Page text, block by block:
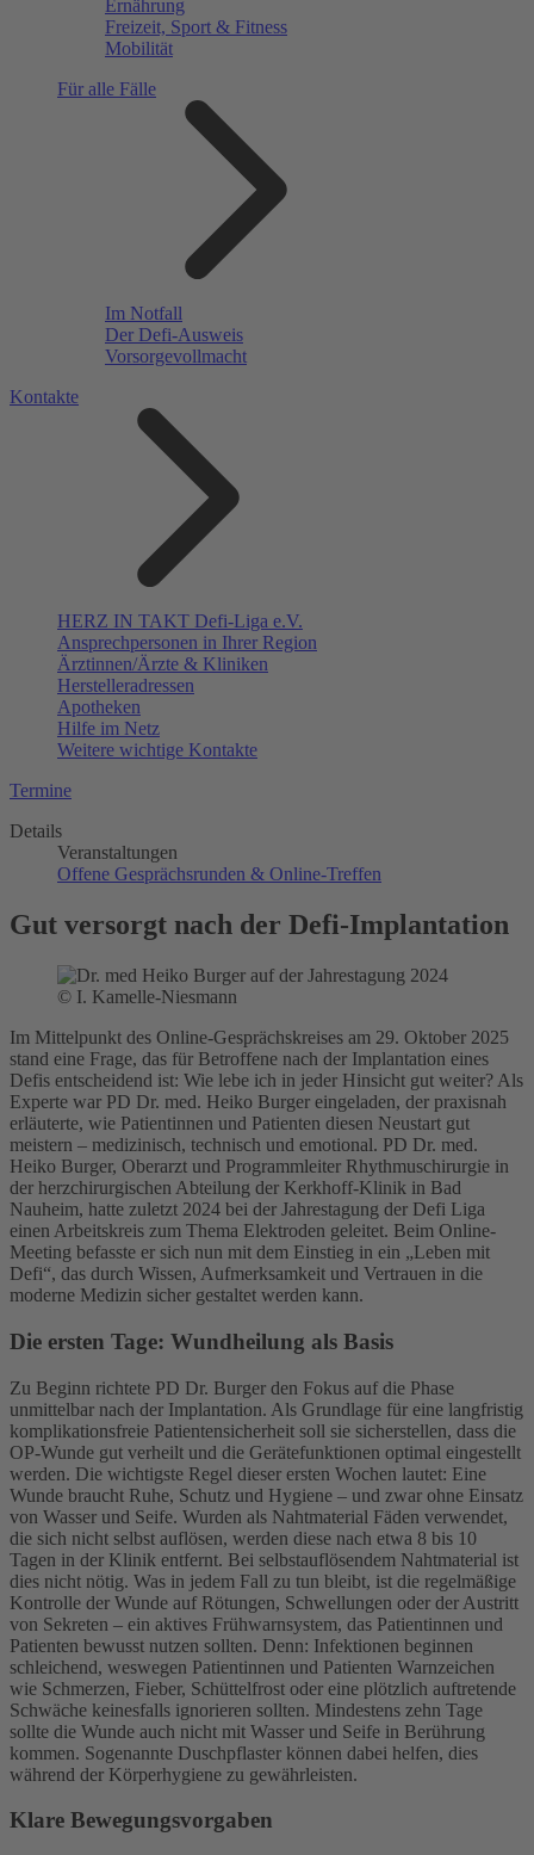
Ernährung
Freizeit, Sport & Fitness
Mobilität
Für alle Fälle
Im Notfall
Der Defi-Ausweis
Vorsorgevollmacht
Kontakte
HERZ IN TAKT Defi-Liga e.V.
Ansprechpersonen in Ihrer Region
Ärztinnen/Ärzte & Kliniken
Herstelleradressen
Apotheken
Hilfe im Netz
Weitere wichtige Kontakte
Termine
Details
Veranstaltungen
Offene Gesprächsrunden & Online-Treffen
Gut versorgt nach der Defi-Implantation
© I. Kamelle-Niesmann
Im Mittelpunkt des Online-Gesprächskreises am 29. Oktober 2025
stand eine Frage, das für Betroffene nach der Implantation eines
Defis entscheidend ist: Wie lebe ich in jeder Hinsicht gut weiter? Als
Experte war PD Dr. med. Heiko Burger eingeladen, der praxisnah
erläuterte, wie Patientinnen und Patienten diesen Neustart gut
meistern – medizinisch, technisch und emotional. PD Dr. med.
Heiko Burger, Oberarzt und Programmleiter Rhythmuschirurgie in
der herzchirurgischen Abteilung der Kerkhoff-Klinik in Bad
Nauheim, hatte zuletzt 2024 bei der Jahrestagung der Defi Liga
einen Arbeitskreis zum Thema Elektroden geleitet. Beim Online-
Meeting befasste er sich nun mit dem Einstieg in ein „Leben mit
Defi“, das durch Wissen, Aufmerksamkeit und Vertrauen in die
moderne Medizin sicher gestaltet werden kann.
Die ersten Tage: Wundheilung als Basis
Zu Beginn richtete PD Dr. Burger den Fokus auf die Phase
unmittelbar nach der Implantation. Als Grundlage für eine langfristig
komplikationsfreie Patientensicherheit soll sie sicherstellen, dass die
OP-Wunde gut verheilt und die Gerätefunktionen optimal eingestellt
werden. Die wichtigste Regel dieser ersten Wochen lautet: Eine
Wunde braucht Ruhe, Schutz und Hygiene – und zwar ohne Einsatz
von Wasser und Seife. Wurden als Nahtmaterial Fäden verwendet,
die sich nicht selbst auflösen, werden diese nach etwa 8 bis 10
Tagen in der Klinik entfernt. Bei selbstauflösendem Nahtmaterial ist
dies nicht nötig. Was in jedem Fall zu tun bleibt, ist die regelmäßige
Kontrolle der Wunde auf Rötungen, Schwellungen oder der Austritt
von Sekreten – ein aktives Frühwarnsystem, das Patientinnen und
Patienten bewusst nutzen sollten. Denn: Infektionen beginnen
schleichend, weswegen Patientinnen und Patienten Warnzeichen
wie Schmerzen, Fieber, Schüttelfrost oder eine plötzlich auftretende
Schwäche keinesfalls ignorieren sollten. Mindestens zehn Tage
sollte die Wunde auch nicht mit Wasser und Seife in Berührung
kommen. Sogenannte Duschpflaster können dabei helfen, dies
während der Körperhygiene zu gewährleisten.
Klare Bewegungsvorgaben